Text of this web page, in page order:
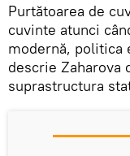
Purtătoarea de
cuvinte atunci
modernă, politica
descrie Zaharova
suprastructura